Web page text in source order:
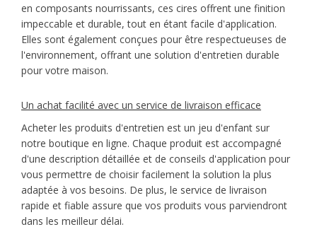
en composants nourrissants, ces cires offrent une finition
impeccable et durable, tout en étant facile d'application.
Elles sont également conçues pour être respectueuses de
l'environnement, offrant une solution d'entretien durable
pour votre maison.
Un achat facilité avec un service de livraison efficace
Acheter les produits d'entretien est un jeu d'enfant sur
notre boutique en ligne. Chaque produit est accompagné
d'une description détaillée et de conseils d'application pour
vous permettre de choisir facilement la solution la plus
adaptée à vos besoins. De plus, le service de livraison
rapide et fiable assure que vos produits vous parviendront
dans les meilleur délai.